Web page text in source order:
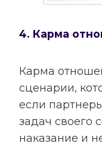
4. Карма
Карма
сценарии,
если
задач своего
наказание и